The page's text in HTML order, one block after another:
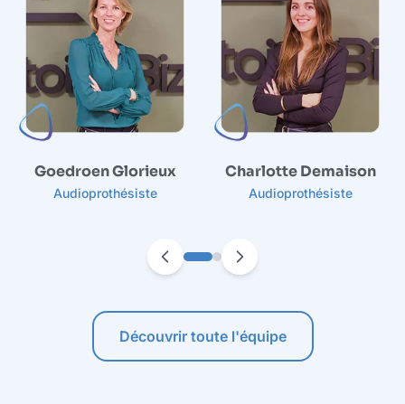
Goedroen Glorieux
Audioprothésiste
Charlotte Demaison
Audioprothésiste
Découvrir toute l'équipe